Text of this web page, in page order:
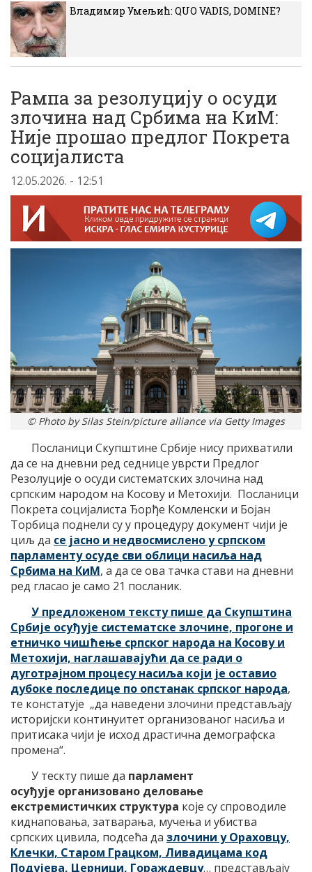
Владимир Умељић: QUO VADIS, DOMINE?
Рампа за резолуцију о осуди
злочина над Србима на КиМ:
Није прошао предлог Покрета
социјалиста
12.05.2026. - 12:51
© Photo by Silas Stein/picture alliance via Getty Images
Посланици Скупштине Србије нису прихватили
да се на дневни ред седнице уврсти Предлог
Резолуције о осуди систематских злочина над
српским народом на Косову и Метохији. Посланици
Покрета социјалиста Ђорђе Комленски и Бојан
Торбица поднели су у процедуру документ чији је
циљ да се јасно и недвосмислено у српском
парламенту осуде сви облици насиља над
Србима на КиМ, а да се ова тачка стави на дневни
ред гласао је само 21 посланик.
У предложеном тексту пише да Скупштина
Србије осуђује систематске злочине, прогоне и
етничко чишћење српског народа на Косову и
Метохији, наглашавајући да се ради о
дуготрајном процесу насиља који је оставио
дубоке последице по опстанак српског народа,
те констатује „да наведени злочини представљају
историјски континуитет организованог насиља и
притисака чији је исход драстична демографска
промена“.
У тескту пише да парламент
осуђује организовано деловање
екстремистичких структура које су спроводиле
киднаповања, затварања, мучења и убиства
српских цивила, подсећа да злочини у Ораховцу,
Клечки, Старом Грацком, Ливадицама код
Подујева, Церници, Гораждевцу… представљају